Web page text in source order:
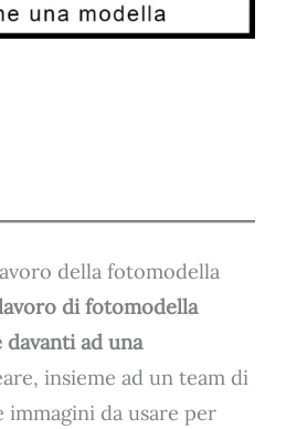
della fotomodella
di fotomodella
davanti ad una
insieme ad un team di
da usare per